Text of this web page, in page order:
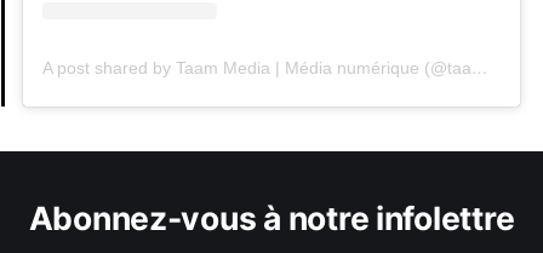
A post shared by Taam Media | Média numérique (@taammedia)
Abonnez-vous à notre infolettre